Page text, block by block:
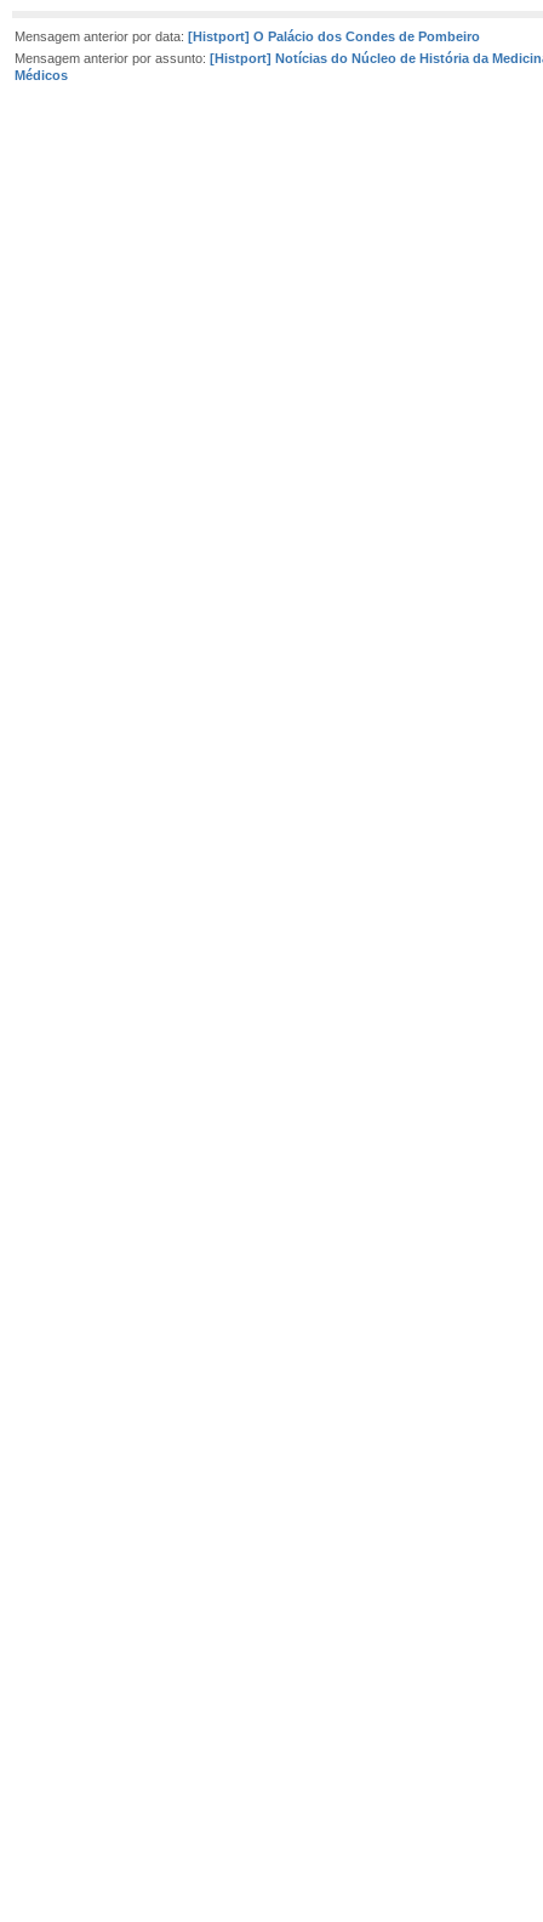
Mensagem anterior por data: [Histport] O Palácio dos Condes de Pombeiro
Mensagem anterior por assunto: [Histport] Notícias do Núcleo de História da
Médicos